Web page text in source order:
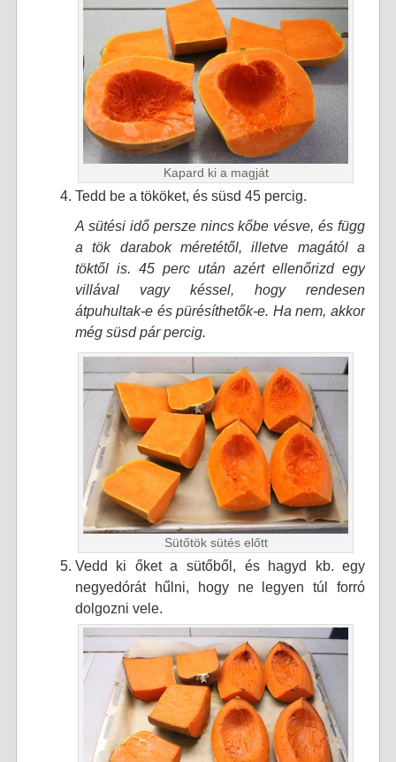
Kapard ki a magját
Tedd be a tököket, és süsd 45 percig.
A sütési idő persze nincs kőbe vésve, és függ
a tök darabok méretétől, illetve magától a
töktől is. 45 perc után azért ellenőrizd egy
villával vagy késsel, hogy rendesen
átpuhultak-e és pürésíthetők-e. Ha nem, akkor
még süsd pár percig.
Sütőtök sütés előtt
Vedd ki őket a sütőből, és hagyd kb. egy
negyedórát hűlni, hogy ne legyen túl forró
dolgozni vele.